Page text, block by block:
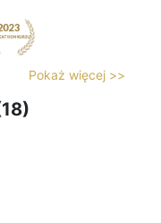
Pokaż więcej >>